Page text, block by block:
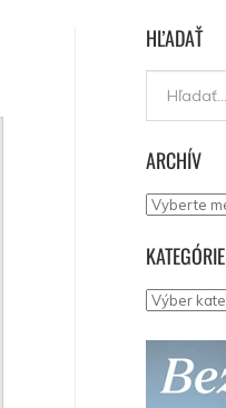
HĽADAŤ
ARCHÍV
Archív
KATEGÓRIE
Kategórie